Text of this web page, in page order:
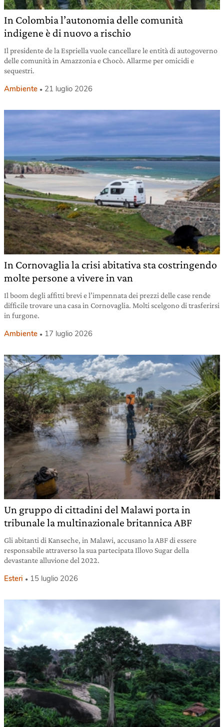
In Colombia l’autonomia delle comunità
indigene è di nuovo a rischio
Il presidente de la Espriella vuole cancellare le entità di autogoverno
delle comunità in Amazzonia e Chocò. Allarme per omicidi e
sequestri.
Ambiente 21 luglio 2026
In Cornovaglia la crisi abitativa sta costringendo
molte persone a vivere in van
Il boom degli affitti brevi e l’impennata dei prezzi delle case rende
difficile trovare una casa in Cornovaglia. Molti scelgono di trasferirsi
in furgone.
Ambiente 17 luglio 2026
Un gruppo di cittadini del Malawi porta in
tribunale la multinazionale britannica ABF
Gli abitanti di Kanseche, in Malawi, accusano la ABF di essere
responsabile attraverso la sua partecipata Illovo Sugar della
devastante alluvione del 2022.
Esteri 15 luglio 2026